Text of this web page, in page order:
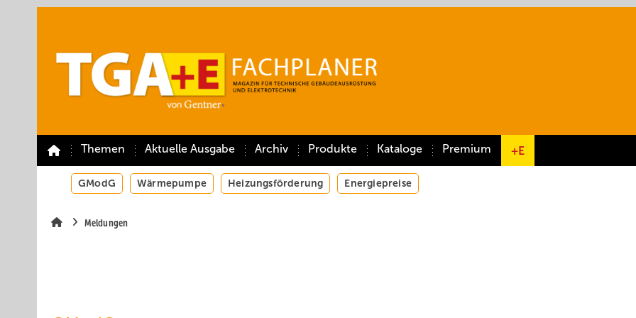
Themen Aktuelle Ausgabe Archiv Produkte Kataloge Premium +E
GModG Wärmepumpe Heizungsförderung Energiepreise
Meldungen